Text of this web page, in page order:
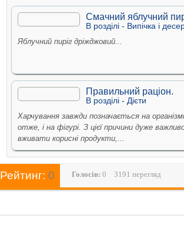
Смачний яблучний
В рoздiлi - Випiчка i
Яблучний пиріг дріжджовий...
Правильний раціон.
В рoздiлi - Дiєти
Харчування завжди позначається на
отже, і на фігурі. З цієї причини дуже
вживати корисні продукти,...
Рейтинг: 0 Голосiв: 0 3191 перегляд